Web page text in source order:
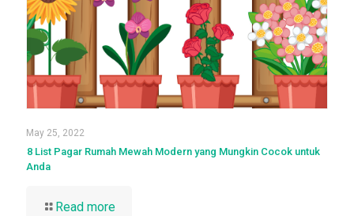
May 25, 2022
8 List Pagar Rumah Mewah Modern yang Mungkin Cocok untuk
Anda
Read more